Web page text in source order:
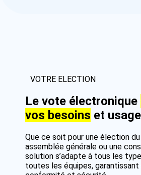
VOTRE ELECTION
Le vote électronique
vos besoins et
Que ce soit pour une élection du
assemblée générale ou une
solution s’adapte à tous les
toutes les équipes,